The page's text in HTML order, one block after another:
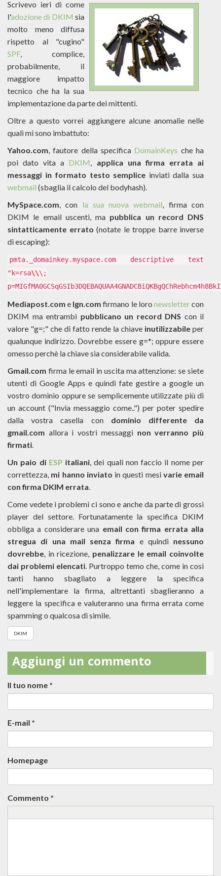
Scrivevo ieri di come
l'adozione di DKIM sia
molto meno diffusa
rispetto al "cugino"
SPF, complice,
probabilmente, il
maggiore impatto
tecnico che ha la sua
implementazione da parte dei mittenti.
Oltre a questo vorrei aggiungere alcune anomalie nelle
quali mi sono imbattuto:
Yahoo.com, fautore della specifica DomainKeys che ha
poi dato vita a DKIM, applica una firma errata ai
messaggi in formato testo semplice inviati dalla sua
webmail (sbaglia il calcolo del bodyhash).
MySpace.com, con la sua nuova webmail, firma con
DKIM le email uscenti, ma pubblica un record DNS
sintatticamente errato (notate le troppe barre inverse
di escaping):
pmta._domainkey.myspace.com descriptive text
"k=rsa\\\;
Mediapost.com e Ign.com firmano le loro newslettercon
DKIM ma entrambi pubblicano un record DNS con il
valore "g=;" che di fatto rende la chiave inutilizzabile per
qualunque indirizzo. Dovrebbe essere g=*; oppure essere
omesso perchè la chiave sia considerabile valida.
Gmail.com firma le email in uscita ma attenzione: se siete
utenti di Google Apps e quindi fate gestire a google un
vostro dominio oppure se semplicemente utilizzate più di
un account ("Invia messaggio come..") per poter spedire
dalla vostra casella con dominio differente da
gmail.com allora i vostri messaggi non verranno più
firmati.
Un paio di ESP italiani, dei quali non faccio il nome per
correttezza, mi hanno inviato in questi mesi varie email
con firma DKIM errata.
Come vedete i problemi ci sono e anche da parte di grossi
player del settore. Fortunatamente la specifica DKIM
obbliga a considerare una email con firma errata alla
stregua di una mail senza firma e quindi nessuno
dovrebbe, in ricezione, penalizzare le email coinvolte
dai problemi elencati. Purtroppo temo che, come in così
tanti hanno sbagliato a leggere la specifica
nell'implementare la firma, altrettanti sbaglieranno a
leggere la specifica e valuteranno una firma errata come
spamming o qualcosa di simile.
DKIM
Aggiungi un commento
Il tuo nome *
E-mail *
Homepage
Commento *